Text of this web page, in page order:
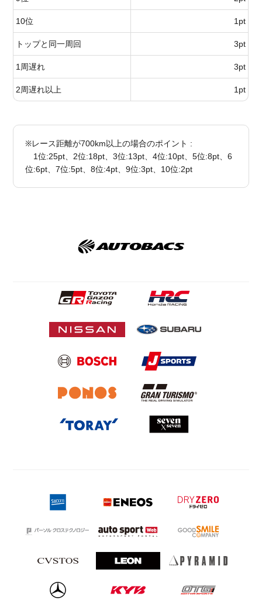
10位 1pt
トップと同一周回 3pt
1周遅れ 3pt
2周遅れ以上 1pt
※レース距離が700km以上の場合のポイント :
1位:25pt、2位:18pt、3位:13pt、4位:10pt、5位:8pt、6
位:6pt、7位:5pt、8位:4pt、9位:3pt、10位:2pt